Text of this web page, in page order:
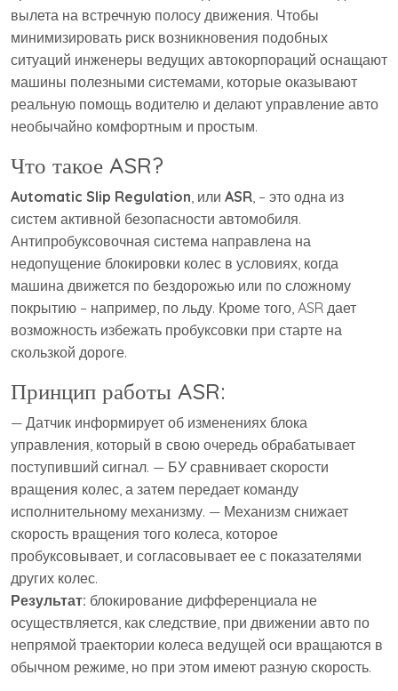
вылета на встречную полосу движения. Чтобы
минимизировать риск возникновения подобных
ситуаций инженеры ведущих автокорпораций оснащают
машины полезными системами, которые оказывают
реальную помощь водителю и делают управление авто
необычайно комфортным и простым.
Что такое ASR?
Automatic Slip Regulation , или ASR , – это одна из
систем активной безопасности автомобиля.
Антипробуксовочная система направлена на
недопущение блокировки колес в условиях, когда
машина движется по бездорожью или по сложному
покрытию – например, по льду. Кроме того, ASR дает
возможность избежать пробуксовки при старте на
скользкой дороге.
Принцип работы ASR:
— Датчик информирует об изменениях блока
управления, который в свою очередь обрабатывает
поступивший сигнал. — БУ сравнивает скорости
вращения колес, а затем передает команду
исполнительному механизму. — Механизм снижает
скорость вращения того колеса, которое
пробуксовывает, и согласовывает ее с показателями
других колес.
Результат: блокирование дифференциала не
осуществляется, как следствие, при движении авто по
непрямой траектории колеса ведущей оси вращаются в
обычном режиме, но при этом имеют разную скорость.